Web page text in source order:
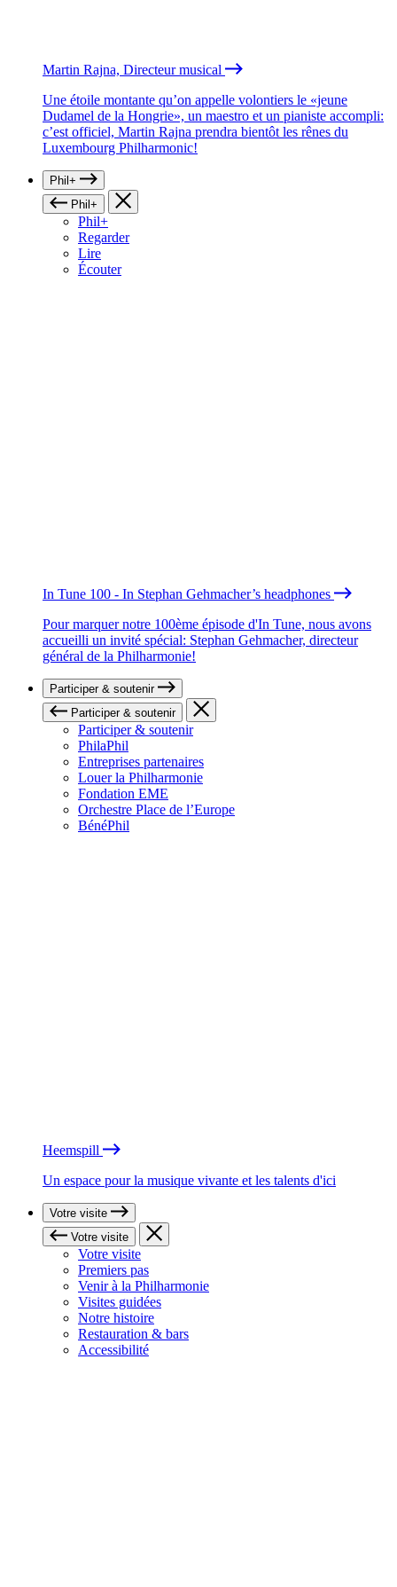
Martin Rajna, Directeur musical
Une étoile montante qu’on appelle volontiers le «jeune
Dudamel de la Hongrie», un maestro et un pianiste accompli:
c’est officiel, Martin Rajna prendra bientôt les rênes du
Luxembourg Philharmonic!
Phil+
Phil+
Phil+
Regarder
Lire
Écouter
In Tune 100 - In Stephan Gehmacher’s headphones
Pour marquer notre 100ème épisode d'In Tune, nous avons
accueilli un invité spécial: Stephan Gehmacher, directeur
général de la Philharmonie!
Participer & soutenir
Participer & soutenir
Participer & soutenir
PhilaPhil
Entreprises partenaires
Louer la Philharmonie
Fondation EME
Orchestre Place de l’Europe
BénéPhil
Heemspill
Un espace pour la musique vivante et les talents d'ici
Votre visite
Votre visite
Votre visite
Premiers pas
Venir à la Philharmonie
Visites guidées
Notre histoire
Restauration & bars
Accessibilité